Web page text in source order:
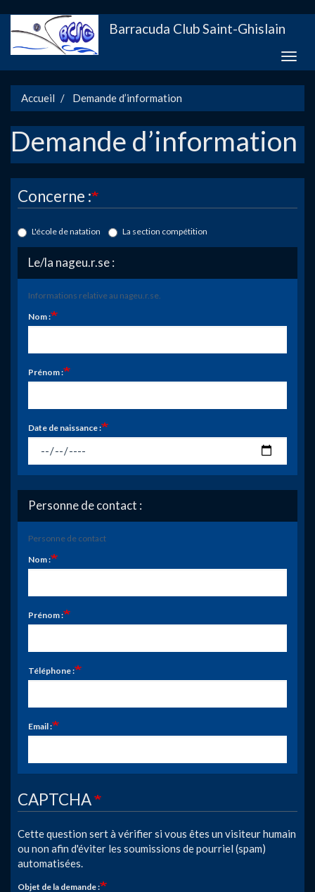
au
contenu
Barracuda Club Saint-Ghislain
Toggle
Accueil Demande d’information
Demande d’information
Concerne :
L'école de natation La section compétition
Le/la nageu.r.se :
Informations relative au nageu.r.se.
Nom :
Prénom :
Date de naissance :
Personne de contact :
Personne de contact
Nom :
Prénom :
Téléphone :
Email :
CAPTCHA
Cette question sert à vérifier si vous êtes un visiteur humain
ou non afin d'éviter les soumissions de pourriel (spam)
automatisées.
Objet de la demande :